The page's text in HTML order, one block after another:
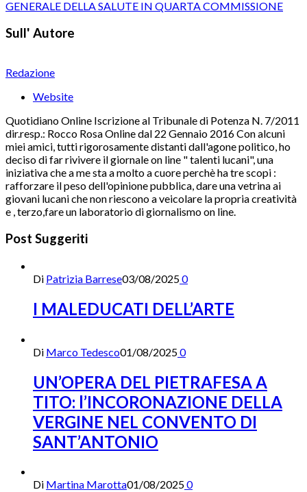
GENERALE DELLA SALUTE IN QUARTA COMMISSIONE
Sull' Autore
Redazione
Website
Quotidiano Online Iscrizione al Tribunale di Potenza N. 7/2011
dir.resp.: Rocco Rosa Online dal 22 Gennaio 2016 Con alcuni
miei amici, tutti rigorosamente distanti dall'agone politico, ho
deciso di far rivivere il giornale on line " talenti lucani", una
iniziativa che a me sta a molto a cuore perchè ha tre scopi :
rafforzare il peso dell'opinione pubblica, dare una vetrina ai
giovani lucani che non riescono a veicolare la propria creatività
e , terzo,fare un laboratorio di giornalismo on line.
Post Suggeriti
Di Patrizia Barrese03/08/20250
I MALEDUCATI DELL’ARTE
Di Marco Tedesco01/08/20250
UN’OPERA DEL PIETRAFESA A
TITO: l’INCORONAZIONE DELLA
VERGINE NEL CONVENTO DI
SANT’ANTONIO
Di Martina Marotta01/08/20250